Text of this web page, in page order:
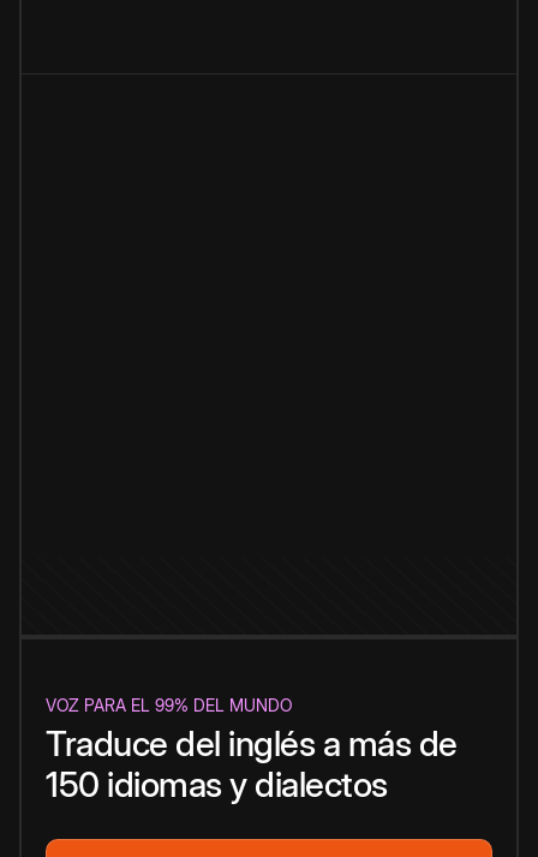
VOZ PARA EL 99% DEL MUNDO
Traduce del inglés a más de
150 idiomas y dialectos